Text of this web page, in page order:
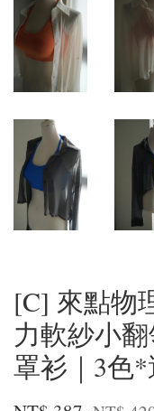
[C] 來點物
力軟紗小
罩衫｜3色